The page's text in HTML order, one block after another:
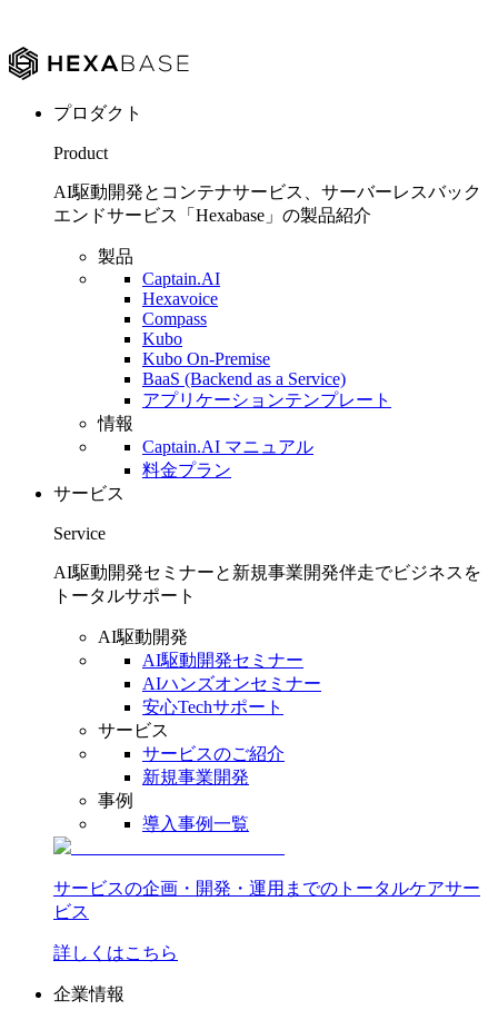
プロダクト
Product
AI駆動開発とコンテナサービス、サーバーレスバック
エンドサービス「Hexabase」の製品紹介
製品
Captain.AI
Hexavoice
Compass
Kubo
Kubo On-Premise
BaaS (Backend as a Service)
アプリケーションテンプレート
情報
Captain.AI マニュアル
料金プラン
サービス
Service
AI駆動開発セミナーと新規事業開発伴走でビジネスを
トータルサポート
AI駆動開発
AI駆動開発セミナー
AIハンズオンセミナー
安心Techサポート
サービス
サービスのご紹介
新規事業開発
事例
導入事例一覧
サービスの企画・開発・運用までのトータルケアサー
ビス
詳しくはこちら
企業情報